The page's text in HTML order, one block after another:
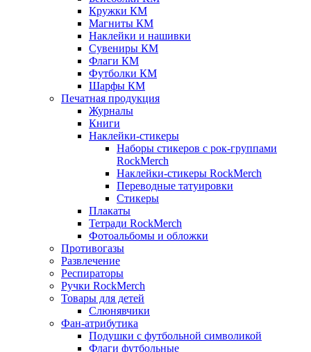
Кружки КМ
Магниты КМ
Наклейки и нашивки
Сувениры КМ
Флаги КМ
Футболки КМ
Шарфы КМ
Печатная продукция
Журналы
Книги
Наклейки-стикеры
Наборы стикеров с рок-группами
RockMerch
Наклейки-стикеры RockMerch
Переводные татуировки
Стикеры
Плакаты
Тетради RockMerch
Фотоальбомы и обложки
Противогазы
Развлечение
Респираторы
Ручки RockMerch
Товары для детей
Слюнявчики
Фан-атрибутика
Подушки с футбольной символикой
Флаги футбольные